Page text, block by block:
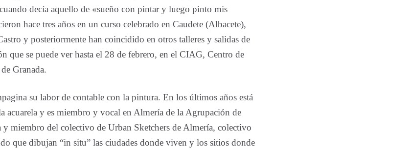
decía aquello de «sueño con pintar y luego pinto mis
hace tres años en un curso celebrado en Caudete (Albacete),
y posteriormente han coincidido en otros talleres y salidas de
que se puede ver hasta el 28 de febrero, en el CIAG, Centro de
Granada.
su labor de contable con la pintura. En los últimos años está
acuarela y es miembro y vocal en Almería de la Agrupación de
y miembro del colectivo de Urban Sketchers de Almería, colectivo
que dibujan “in situ” las ciudades donde viven y los sitios donde